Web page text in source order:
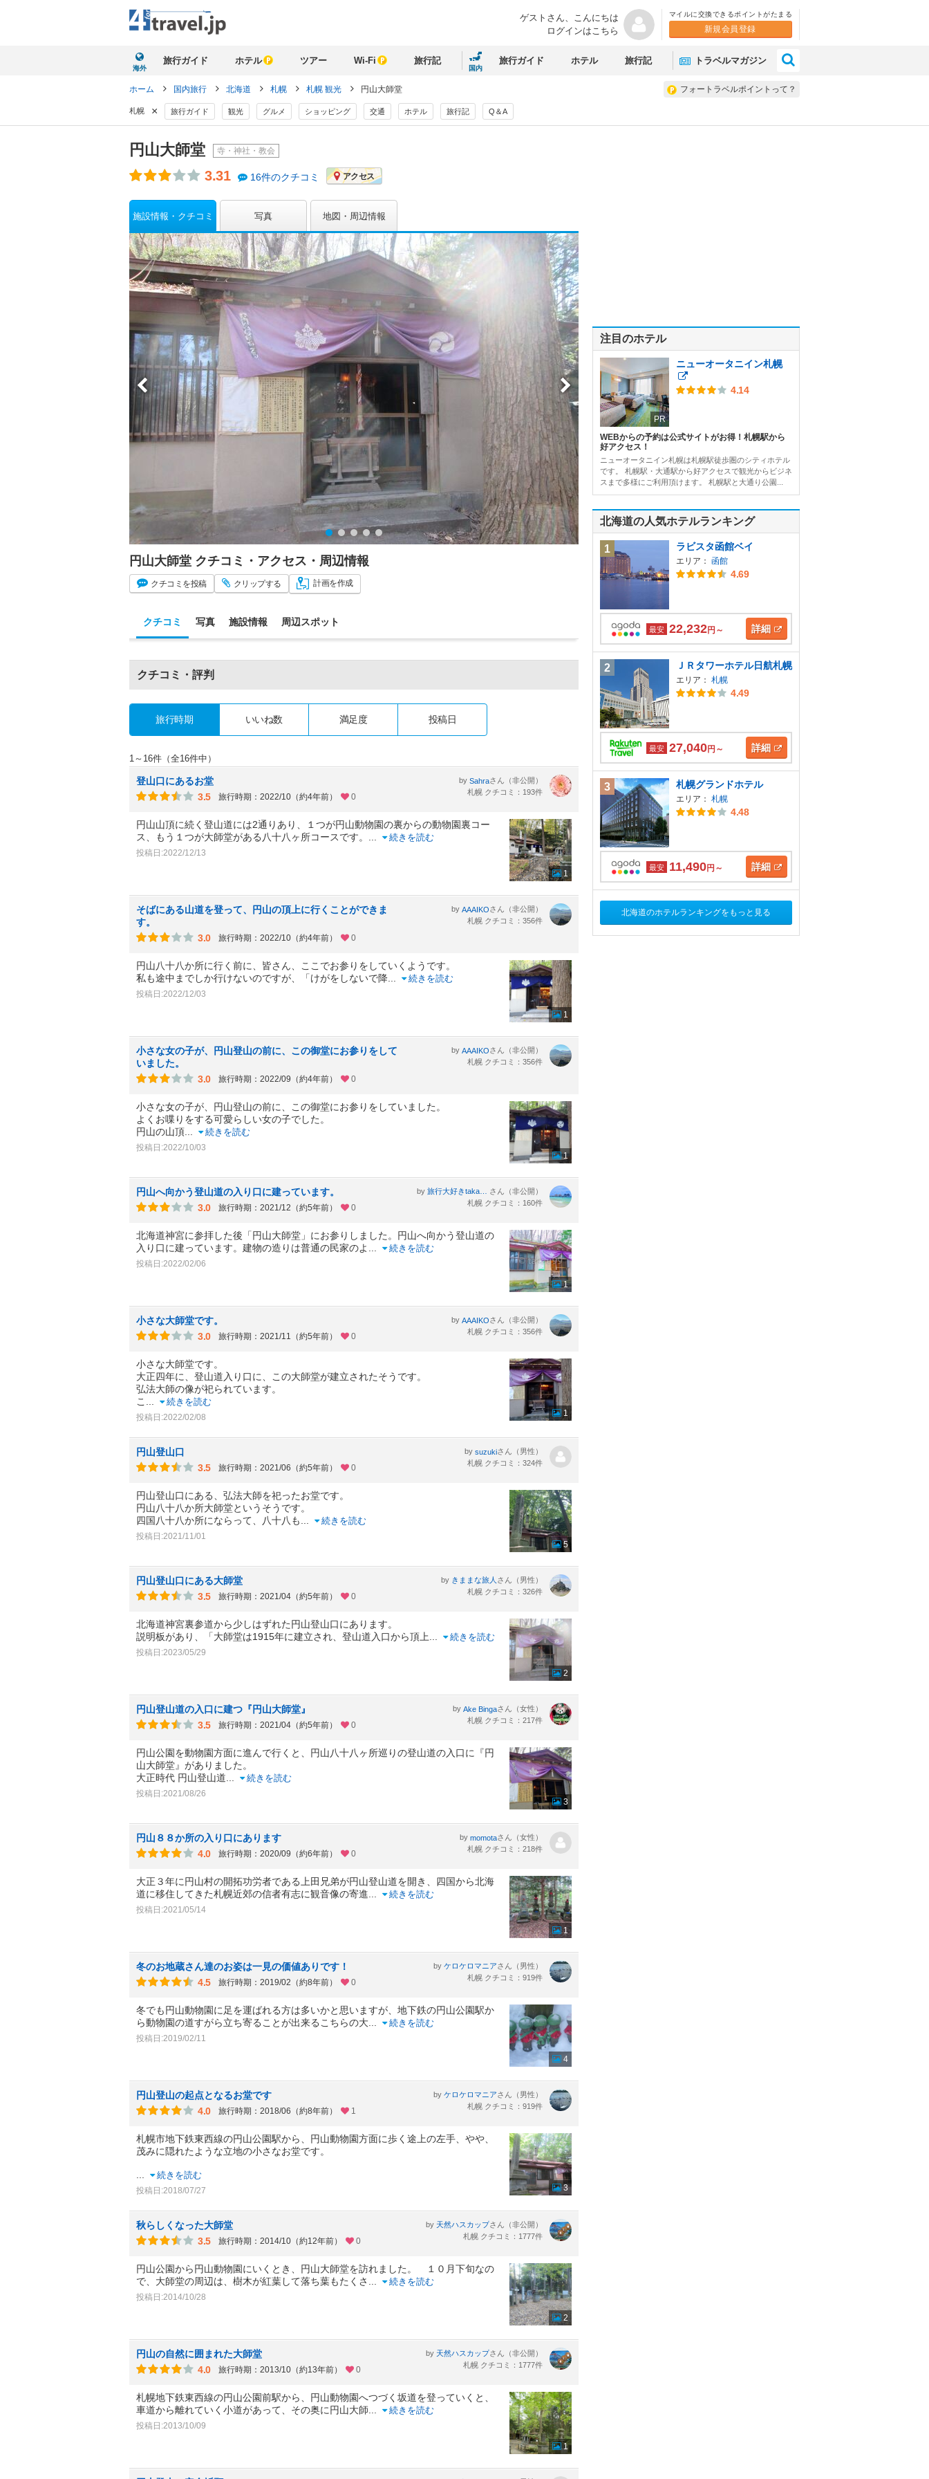
ゲストさん、 こんにちは
ログインはこちら
マイルに交換できるポイントがたまる
新規会員登録
海外
旅行ガイド ホテル ツアー Wi-Fi 旅行記
国内
旅行ガイド ホテル 旅行記 トラベルマガジン
フォートラベルポイントって？
ホーム 国内旅行 北海道 札幌 札幌 観光 円山大師堂
札幌 × 旅行ガイド 観光 グルメ ショッピング 交通 ホテル 旅行記 Q＆A
円山大師堂 寺・神社・教会
3.31 16件のクチコミ アクセス
施設情報・クチコミ 写真 地図・周辺情報
円山大師堂 クチコミ・アクセス・周辺情報
クチコミ を投稿 クリップする 計画を作成
クチコミ 写真 施設情報 周辺スポット
クチコミ・評判
旅行時期 いいね数 満足度 投稿日
1～16件（全16件中）
登山口にあるお堂
3.5
旅行時期：2022/10（約4年前） 0
by Sahraさん（非公開）
札幌 クチコミ：193件
円山山頂に続く登山道には2通りあり、１つが円山動物園の裏からの動物園裏コー
ス、もう１つが大師堂がある八十八ヶ所コースです。
続きを読む
投稿日:2022/12/13
1
そばにある山道を登って、円山の頂上に行くことができま
す。
3.0
旅行時期：2022/10（約4年前） 0
by AAAIKOさん（非公開）
札幌 クチコミ：356件
円山八十八か所に行く前に、皆さん、ここでお参りをしていくようです。
私も途中までしか行けないのですが、「けがをしないで降
続きを読む
投稿日:2022/12/03
1
小さな女の子が、円山登山の前に、この御堂にお参りをして
いました。
3.0
旅行時期：2022/09（約4年前） 0
by AAAIKOさん（非公開）
札幌 クチコミ：356件
小さな女の子が、円山登山の前に、この御堂にお参りをしていました。
よくお喋りをする可愛らしい女の子でした。
円山の山頂
続きを読む
投稿日:2022/10/03
1
円山へ向かう登山道の入り口に建っています。
3.0
旅行時期：2021/12（約5年前） 0
by
さん（非公開）
札幌 クチコミ：160件
北海道神宮に参拝した後「円山大師堂」にお参りしました。円山へ向かう登山道の
入り口に建っています。建物の造りは普通の民家のよ
続きを読む
投稿日:2022/02/06
1
小さな大師堂です。
3.0
旅行時期：2021/11（約5年前） 0
by AAAIKOさん（非公開）
札幌 クチコミ：356件
小さな大師堂です。
大正四年に、登山道入り口に、この大師堂が建立されたそうです。
弘法大師の像が祀られています。
こ
続きを読む
投稿日:2022/02/08 1
円山登山口
3.5
旅行時期：2021/06（約5年前） 0
by suzukiさん（男性）
札幌 クチコミ：324件
円山登山口にある、弘法大師を祀ったお堂です。
円山八十八か所大師堂というそうです。
四国八十八か所にならって、八十八も
続きを読む
投稿日:2021/11/01
5
円山登山口にある大師堂
3.5
旅行時期：2021/04（約5年前） 0
by きままな旅人 さん（男性）
札幌 クチコミ：326件
北海道神宮裏参道から少しはずれた円山登山口にあります。
説明板があり、「大師堂は1915年に建立され、登山道入口から頂上
続きを読む
投稿日:2023/05/29
2
円山登山道の入口に建つ『円山大師堂』
3.5
旅行時期：2021/04（約5年前） 0
by Ake Bingaさん（女性）
札幌 クチコミ：217件
円山公園を動物園方面に進んで行くと、円山八十八ヶ所巡りの登山道の入口に『円
山大師堂』がありました。
大正時代 円山登山道
続きを読む
投稿日:2021/08/26
3
円山８８か所の入り口にあります
4.0
旅行時期：2020/09（約6年前） 0
by momotaさん（女性）
札幌 クチコミ：218件
大正３年に円山村の開拓功労者である上田兄弟が円山登山道を開き、四国から北海
道に移住してきた札幌近郊の信者有志に観音像の寄進
続きを読む
投稿日:2021/05/14
1
冬のお地蔵さん達のお姿は一見の価値ありです！
4.5
旅行時期：2019/02（約8年前） 0
by ケロケロマニアさん（男性）
札幌 クチコミ：919件
冬でも円山動物園に足を運ばれる方は多いかと思いますが、地下鉄の円山公園駅か
ら動物園の道すがら立ち寄ることが出来るこちらの大
続きを読む
投稿日:2019/02/11
4
円山登山の起点となるお堂です
4.0
旅行時期：2018/06（約8年前） 1
by ケロケロマニアさん（男性）
札幌 クチコミ：919件
札幌市地下鉄東西線の円山公園駅から、円山動物園方面に歩く途上の左手、やや、
茂みに隠れたような立地の小さなお堂です。
続きを読む
投稿日:2018/07/27 3
秋らしくなった大師堂
3.5
旅行時期：2014/10（約12年前） 0
by 天然ハスカップさん（非公開）
札幌 クチコミ：1777件
円山公園から円山動物園にいくとき、円山大師堂を訪れました。 １０月下旬なの
で、大師堂の周辺は、樹木が紅葉して落ち葉もたくさ
続きを読む
投稿日:2014/10/28
2
円山の自然に囲まれた大師堂
4.0
旅行時期：2013/10（約13年前） 0
by 天然ハスカップさん（非公開）
札幌 クチコミ：1777件
札幌地下鉄東西線の円山公園前駅から、円山動物園へつづく坂道を登っていくと、
車道から離れていく小道があって、その奥に円山大師
続きを読む
投稿日:2013/10/09
1
注目のホテル
PR
ニューオータニイン札幌
4.14
WEBからの予約は公式サイトがお得！札幌駅から
好アクセス！
ニューオータニイン札幌は札幌駅徒歩圏のシティホテル
です。 札幌駅・大通駅から好アクセスで観光からビジネ
スまで多様にご利用頂けます。 札幌駅と大通り公園...
北海道の人気ホテルランキング
1 ラビスタ函館ベイ
エリア： 函館
4.69
最安 22,232円～ 詳細
2 ＪＲタワーホテル日航札幌
エリア： 札幌
4.49
最安 27,040円～ 詳細
3 札幌グランドホテル
エリア： 札幌
4.48
最安 11,490円～ 詳細
北海道のホテルランキングをもっと見る